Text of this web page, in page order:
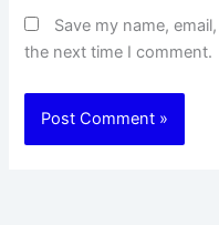
Save my name,
the next time I comment.